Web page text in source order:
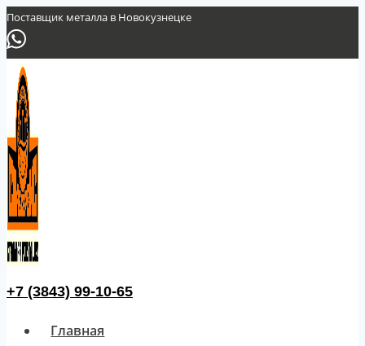
Перейти
к
содержимому
Поставщик металла в Новокузнецке
+7 (3843) 99-10-65
Главная